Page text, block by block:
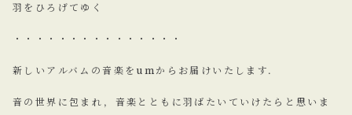
羽をひろげてゆく
・・・・・・・・・・・・・・・
新しいアルバムの音楽をumからお届けいたします．
音の世界に包まれ，音楽とともに羽ばたいていけたらと思いま